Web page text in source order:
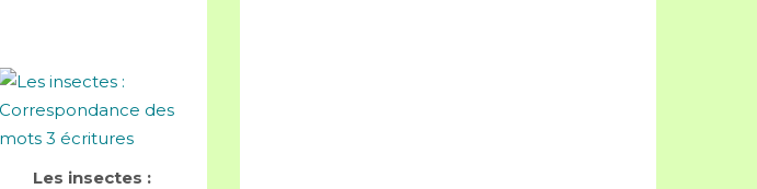
Les insectes :